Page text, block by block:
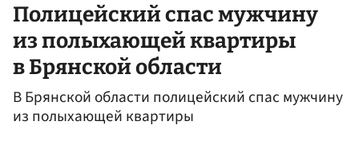
Полицейский спас мужчину
из полыхающей квартиры
в Брянской области
В Брянской области полицейский спас мужчину
из полыхающей квартиры